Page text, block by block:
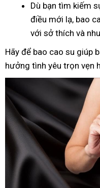
Dù bạn tìm kiếm
điều mới lạ, bao
với sở thích và
Hãy để bao cao su giúp
hưởng tình yêu trọn vẹn